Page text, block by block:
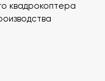
квадрокоптера